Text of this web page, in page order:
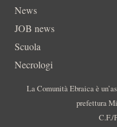
News
JOB news
Scuola
Necrologi
La Comunità Ebraica è
prefettura
C.F./